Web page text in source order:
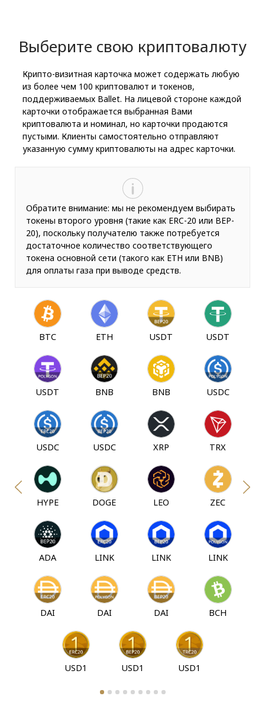
Выберите свою криптовалюту
Крипто-визитная карточка может содержать любую
из более чем 100 криптовалют и токенов,
поддерживаемых Ballet. На лицевой стороне каждой
карточки отображается выбранная Вами
криптовалюта и номинал, но карточки продаются
пустыми. Клиенты самостоятельно отправляют
указанную сумму криптовалюты на адрес карточки.
Обратите внимание: мы не рекомендуем выбирать
токены второго уровня (такие как ERC-20 или BEP-
20), поскольку получателю также потребуется
достаточное количество соответствующего
токена основной сети (такого как ETH или BNB)
для оплаты газа при выводе средств.
BTC ETH USDT USDT
USDT BNB BNB USDC
USDC USDC XRP TRX
HYPE DOGE LEO ZEC
ADA LINK LINK LINK
DAI DAI DAI BCH
USD1 USD1 USD1